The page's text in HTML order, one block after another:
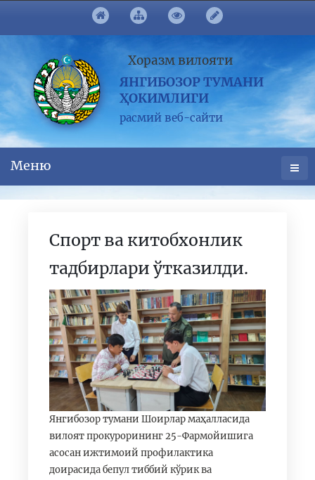
Хоразм вилояти
ЯНГИБОЗОР ТУМАНИ
ҲОКИМЛИГИ
расмий веб-сайти
Меню
Спорт ва китобхонлик
тадбирлари ўтказилди.
Янгибозор тумани Шоирлар маҳалласида
вилоят прокурорининг 25-Фармойишига
асосан ижтимоий профилактика
доирасида бепул тиббий кўрик ва